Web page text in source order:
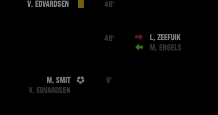
V. EDVARDSEN 46'
46'
L. ZEEFUIK
M. ENGELS
M. SMIT
V. EDVARDSEN
9'